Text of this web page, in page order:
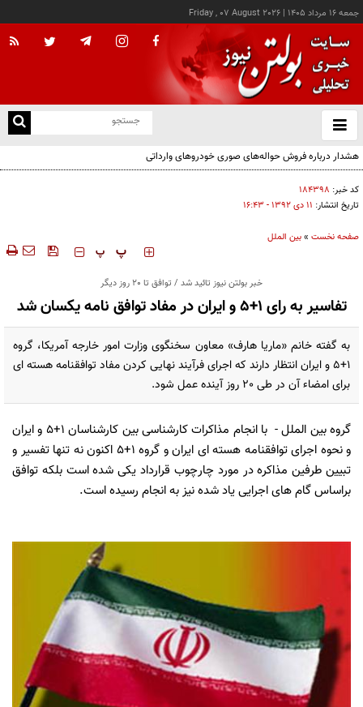
جمعه ۱۶ مرداد ۱۴۰۵ |
Friday , 07 August 2026
باز
و
هشدار درباره فروش حواله‌های صوری خودروهای وارداتی
کد خبر: ۱۸۴۳۹۸
تاریخ انتشار: ۱۱ دی ۱۳۹۲ - ۱۶:۴۳
صفحه نخست »بین الملل
‍‍‍ پ پ
خبر بولتن نیوز تائید شد / توافق تا 20 روز دیگر
تفاسیر به رای 1+5 و ایران در مفاد توافق نامه یکسان شد
به گفته خانم «ماریا هارف» معاون سخنگوی وزارت امور خارجه آمریکا، گروه
1+5 و ایران انتظار دارند که اجرای فرآیند نهایی کردن مفاد توافقنامه هسته ای
برای امضاء‌ آن در طی 20 روز آینده عمل شود.
گروه بین الملل
- با انجام مذاکرات کارشناسی بین کارشناسان 1+5 و ایران
و نحوه اجرای توافقنامه هسته ای ایران و گروه 1+5 اکنون نه تنها تفسیر و
تبیین طرفین مذاکره در مورد چارچوب قرارداد یکی شده است بلکه توافق
براساس گام های اجرایی یاد شده نیز به انجام رسیده است.